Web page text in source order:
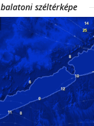
széltérképe